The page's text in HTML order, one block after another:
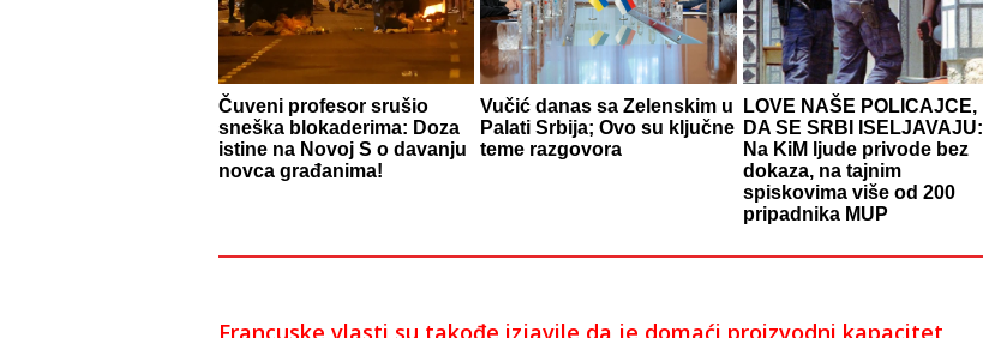
Čuveni profesor srušio
sneška blokaderima: Doza
istine na Novoj S o davanju
novca građanima!
Vučić danas sa Zelenskim u
Palati Srbija; Ovo su ključne
teme razgovora
LOVE NAŠE POLICAJCE,
DA SE SRBI ISELJAVAJU:
Na KiM ljude privode bez
dokaza, na tajnim
spiskovima više od 200
pripadnika MUP